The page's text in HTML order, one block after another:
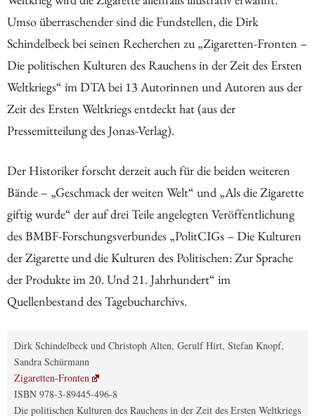
Umso überraschender sind die Fundstellen, die Dirk
Schindelbeck bei seinen Recherchen zu „Zigaretten-Fronten –
Die politischen Kulturen des Rauchens in der Zeit des Ersten
Weltkriegs“ im DTA bei 13 Autorinnen und Autoren aus der
Zeit des Ersten Weltkriegs entdeckt hat (aus der
Pressemitteilung des Jonas-Verlag).
Der Historiker forscht derzeit auch für die beiden weiteren
Bände – „Geschmack der weiten Welt“ und „Als die Zigarette
giftig wurde“ der auf drei Teile angelegten Veröffentlichung
des BMBF-Forschungsverbundes „PolitCIGs – Die Kulturen
der Zigarette und die Kulturen des Politischen: Zur Sprache
der Produkte im 20. Und 21. Jahrhundert“ im
Quellenbestand des Tagebucharchivs.
Dirk Schindelbeck und Christoph Alten, Gerulf Hirt, Stefan Knopf,
Sandra Schürmann
Zigaretten-Fronten
ISBN 978-3-89445-496-8
Die politischen Kulturen des Rauchens in der Zeit des Ersten Weltkriegs